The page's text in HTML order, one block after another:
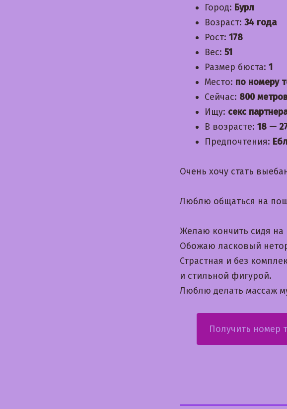
Город: Бурл
Возраст: 34 года
Рост: 178
Вес: 51
Размер бюста: 1
Место: по номеру
Сейчас: 800
Ищу: секс
В возрасте: 18 —
Предпочтения:
Очень хочу стать
Люблю общаться на
Желаю кончить сидя на
Обожаю ласковый
Страстная и без
и стильной фигурой.
Люблю делать массаж
Получить номер